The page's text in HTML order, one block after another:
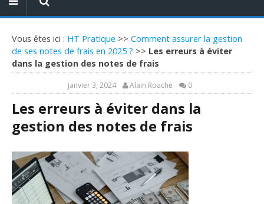
Vous êtes ici : HT Pratique >> Comment assurer la gestion
de ses notes de frais en 2025 ? >> Les erreurs à éviter
dans la gestion des notes de frais
janvier 3, 2024 Alain Roache 0
Les erreurs à éviter dans la
gestion des notes de frais